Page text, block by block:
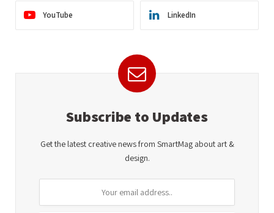
YouTube LinkedIn
Subscribe to Updates
Get the latest creative news from SmartMag about art &
design.